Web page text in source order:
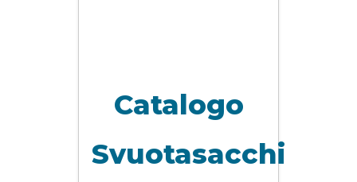
Catalogo
Svuotasacchi